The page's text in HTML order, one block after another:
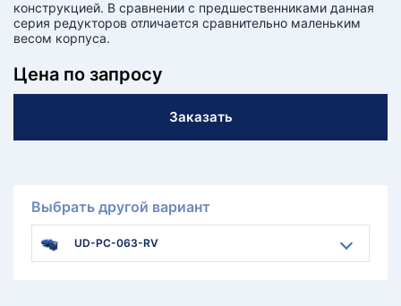
конструкцией. В сравнении с предшественниками данная
серия редукторов отличается сравнительно маленьким
весом корпуса.
Цена по запросу
Заказать
Выбрать другой вариант
UD-PC-063-RV